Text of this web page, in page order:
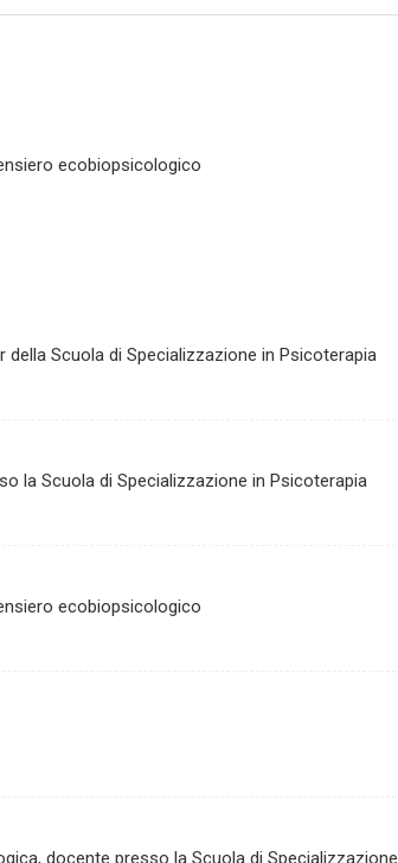
ecobiopsicologico
Scuola di Specializzazione in Psicoterapia
la Scuola di Specializzazione in Psicoterapia
ecobiopsicologico
docente presso la Scuola di Specializzazione